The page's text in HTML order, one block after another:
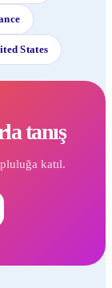
States
tanış
katıl.